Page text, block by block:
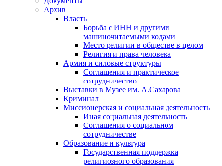
Архив
Власть
Борьба с ИНН и другими
машиночитаемыми кодами
Место религии в обществе в целом
Религия и права человека
Армия и силовые структуры
Соглашения и практическое
сотрудничество
Выставки в Музее им. А.Сахарова
Криминал
Миссионерская и социальная деятельность
Иная социальная деятельность
Соглашения о социальном
сотрудничестве
Образование и культура
Государственная поддержка
религиозного образования